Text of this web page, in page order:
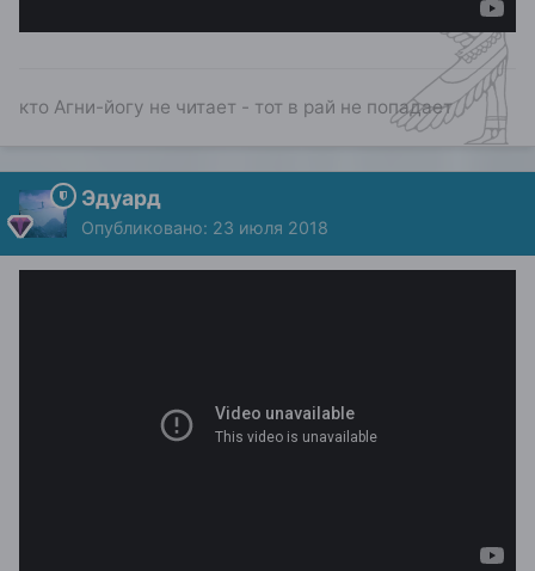
кто Агни-йогу не читает - тот в рай не попадает
Эдуард
Опубликовано: 23 июля 2018